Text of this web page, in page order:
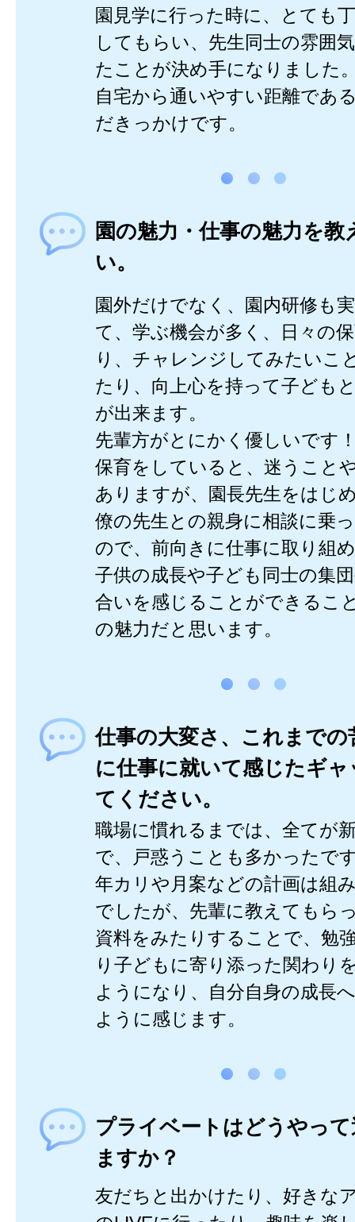
園見学に行った時に、とても
してもらい、先生同士の雰囲
たことが決め手になりました
自宅から通いやすい距離であ
だきっかけです。
園の魅力・仕事の魅力を教
い。
園外だけでなく、園内研修も
て、学ぶ機会が多く、日々の
り、チャレンジしてみたいこ
たり、向上心を持って子ども
が出来ます。
先輩方がとにかく優しいです
保育をしていると、迷うこと
ありますが、園長先生をはじ
僚の先生との親身に相談に乗
ので、前向きに仕事に取り組
子供の成長や子ども同士の集
合いを感じることができるこ
の魅力だと思います。
仕事の大変さ、これまでの
に仕事に就いて感じたギ
てください。
職場に慣れるまでは、全てが
で、戸惑うことも多かったで
年カリや月案などの計画は組
でしたが、先輩に教えてもら
資料をみたりすることで、勉
り子どもに寄り添った関わり
ようになり、自分自身の成長
ように感じます。
プライベートはどうやっ
ますか？
友だちと出かけたり、好きな